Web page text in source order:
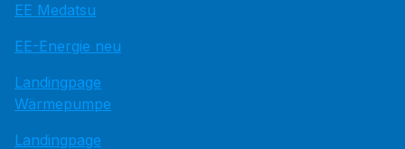
EE Medatsu
EE-Energie neu
Landingpage
Wärmepumpe
Landingpage